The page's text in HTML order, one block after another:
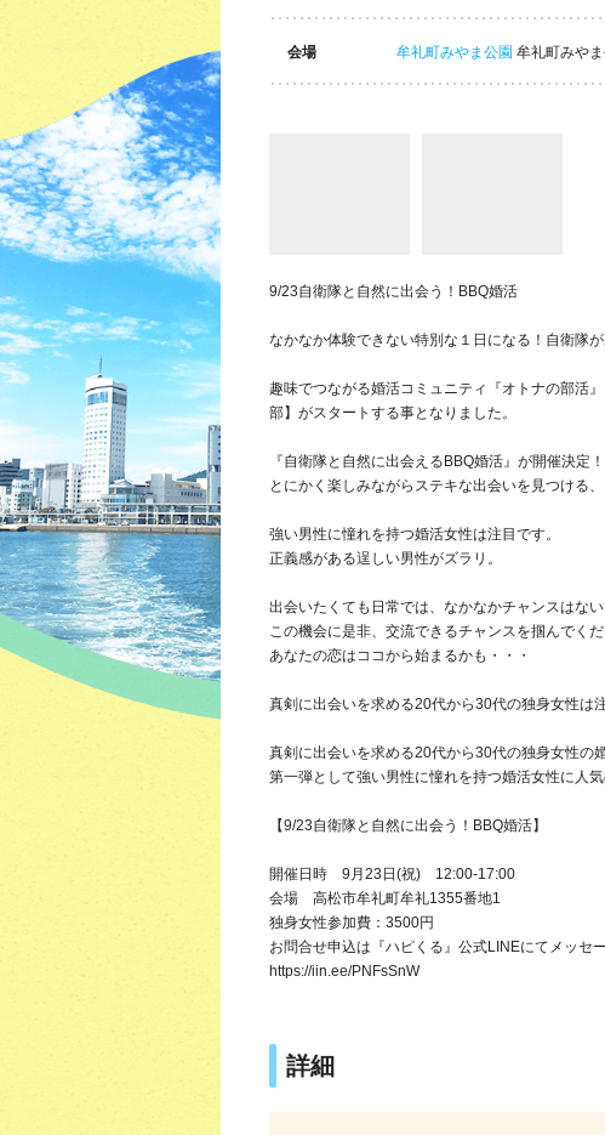
会場 牟礼町みやま公園 牟礼町みや
9/23自衛隊と自然に出会う！BBQ婚活
なかなか体験できない特別な１日になる！自衛隊
趣味でつながる婚活コミュニティ『オトナの部活
部】がスタートする事となりました。
『自衛隊と自然に出会えるBBQ婚活』が開催決定！
とにかく楽しみながらステキな出会いを見つける
強い男性に憧れを持つ婚活女性は注目です。
正義感がある逞しい男性がズラリ。
出会いたくても日常では、なかなかチャンスはない
この機会に是非、交流できるチャンスを掴んでくだ
あなたの恋はココから始まるかも・・・
真剣に出会いを求める20代から30代の独身女性は注
真剣に出会いを求める20代から30代の独身女性の
第一弾として強い男性に憧れを持つ婚活女性に人
【9/23自衛隊と自然に出会う！BBQ婚活】
開催日時 9月23日(祝) 12:00-17:00
会場 高松市牟礼町牟礼1355番地1
独身女性参加費：3500円
お問合せ申込は『ハピくる』公式LINEにてメッセ
https://iin.ee/PNFsSnW
詳細